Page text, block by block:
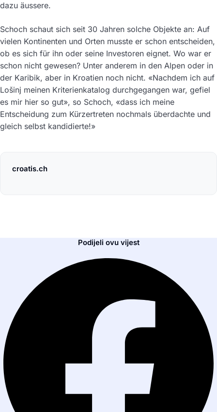
dazu äussere.
Schoch schaut sich seit 30 Jahren solche Objekte an: Auf
vielen Kontinenten und Orten musste er schon entscheiden,
ob es sich für ihn oder seine Investoren eignet. Wo war er
schon nicht gewesen? Unter anderem in den Alpen oder in
der Karibik, aber in Kroatien noch nicht. «Nachdem ich auf
Lošinj meinen Kriterienkatalog durchgegangen war, gefiel
es mir hier so gut», so Schoch, «dass ich meine
Entscheidung zum Kürzertreten nochmals überdachte und
gleich selbst kandidierte!»
croatis.ch
Podijeli ovu vijest